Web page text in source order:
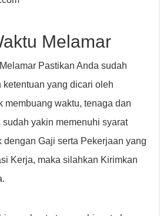
Melamar
Pastikan Anda sudah
ketentuan yang dicari oleh
membuang waktu, tenaga dan
sudah yakin memenuhi syarat
dengan Gaji serta Pekerjaan yang
Kerja, maka silahkan Kirimkan